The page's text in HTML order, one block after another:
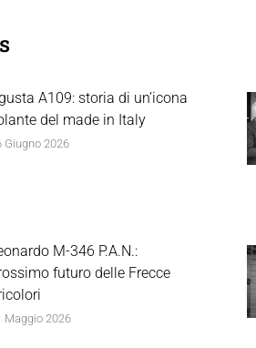
A109: storia di un’icona
del made in Italy
Giugno 2026
M-346 P.A.N.:
futuro delle Frecce
Maggio 2026